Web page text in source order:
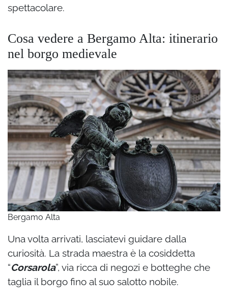
spettacolare.
Cosa vedere a Bergamo Alta: itinerario
nel borgo medievale
Bergamo Alta
Una volta arrivati, lasciatevi guidare dalla
curiosità. La strada maestra è la cosiddetta
“Corsarola”, via ricca di negozi e botteghe che
taglia il borgo fino al suo salotto nobile.